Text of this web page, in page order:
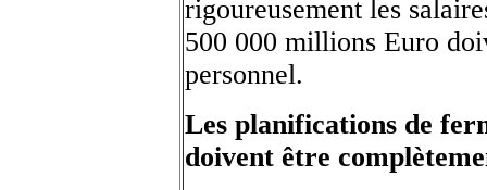
rigoureusement les
500 000 millions Euro
personnel.
Les planifications de
doivent être